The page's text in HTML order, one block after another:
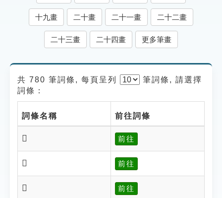
遊戲專區
貓頭鷹博士
十九畫 二十畫 二十一畫 二十二畫
二十三畫 二十四畫 更多筆畫
共 780 筆詞條, 每頁呈列 筆詞條, 請選擇
詞條：
詞條名稱 前往詞條
𤍍 前往
𤌹 前往
𤌺 前往